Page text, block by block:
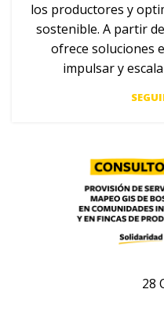
los productores y
sostenible. A partir
ofrece soluciones
impulsar y
28